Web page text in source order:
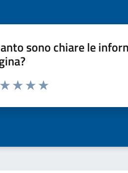
sono chiare le
da 1 a 5 stelle la pagina